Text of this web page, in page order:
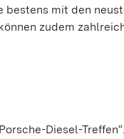
mit den
zudem
Diesel-